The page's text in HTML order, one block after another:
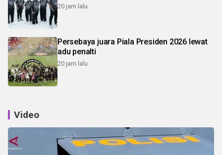
20 jam lalu
Persebaya juara Piala Presiden 2026 lewat
adu penalti
20 jam lalu
Video